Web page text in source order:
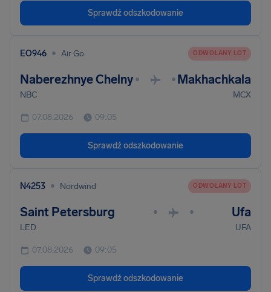
Sprawdź odszkodowanie
EO946 • Air Go ODWOŁANY LOT
Naberezhnye Chelny • • Makhachkala
NBC MCX
07.08.2026 09:05
Sprawdź odszkodowanie
N4253 • Nordwind ODWOŁANY LOT
Saint Petersburg • • Ufa
LED UFA
07.08.2026 09:05
Sprawdź odszkodowanie